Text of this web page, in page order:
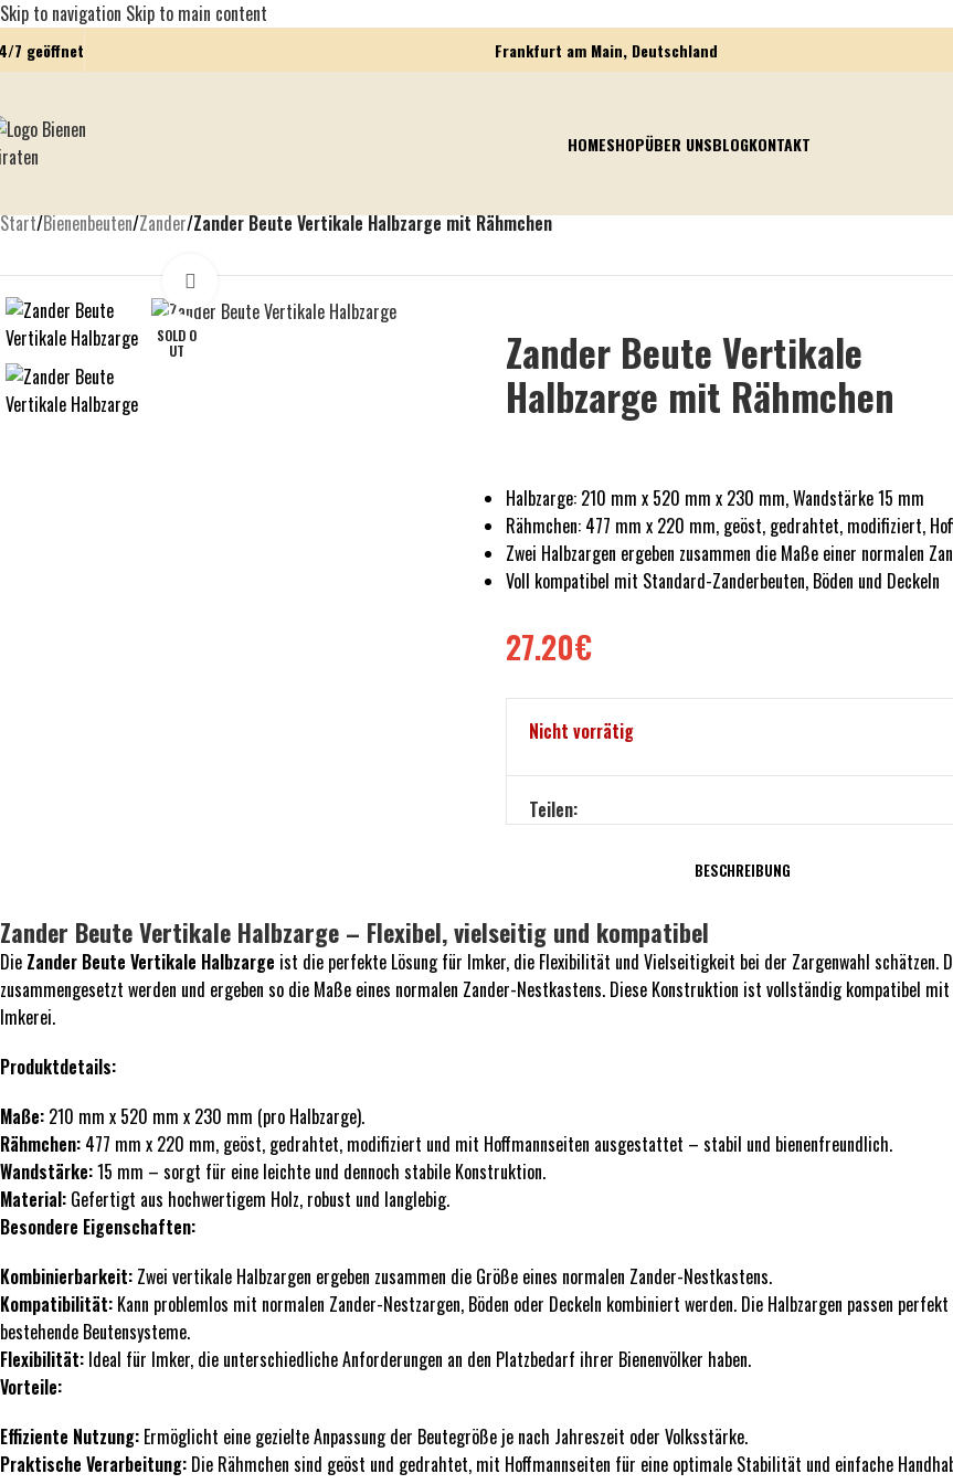
Skip to navigation Skip to main content
7 geöffnet Frankfurt am Main, Deutschland
HOMESHOPÜBER UNSBLOGKONTAKT
Start/Bienenbeuten/Zander/Zander Beute Vertikale Halbzarge mit Rähmchen
SOLD O
UT
Click to enlarge
Zander Beute Vertikale
Halbzarge mit Rähmchen
Halbzarge: 210 mm x 520 mm x 230 mm, Wandstärke 15 mm
Rähmchen: 477 mm x 220 mm, geöst, gedrahtet, modifiziert,
Zwei Halbzargen ergeben zusammen die Maße einer normalen
Voll kompatibel mit Standard-Zanderbeuten, Böden und Deckeln
27.20€
Nicht vorrätig
Teilen:
BESCHREIBUNG
Zander Beute Vertikale Halbzarge – Flexibel, vielseitig und kompatibel
Die Zander Beute Vertikale Halbzarge ist die perfekte Lösung für Imker, die Flexibilität und Vielseitigkeit bei der Zargenwahl schätzen.
zusammengesetzt werden und ergeben so die Maße eines normalen Zander-Nestkastens. Diese Konstruktion ist vollständig kompatibel
Imkerei.
Produktdetails:
Maße: 210 mm x 520 mm x 230 mm (pro Halbzarge).
Rähmchen: 477 mm x 220 mm, geöst, gedrahtet, modifiziert und mit Hoffmannseiten ausgestattet – stabil und bienenfreundlich.
Wandstärke:15 mm – sorgt für eine leichte und dennoch stabile Konstruktion.
Material: Gefertigt aus hochwertigem Holz, robust und langlebig.
Besondere Eigenschaften:
Kombinierbarkeit: Zwei vertikale Halbzargen ergeben zusammen die Größe eines normalen Zander-Nestkastens.
Kompatibilität: Kann problemlos mit normalen Zander-Nestzargen, Böden oder Deckeln kombiniert werden. Die Halbzargen passen
bestehende Beutensysteme.
Flexibilität: Ideal für Imker, die unterschiedliche Anforderungen an den Platzbedarf ihrer Bienenvölker haben.
Vorteile:
Effiziente Nutzung: Ermöglicht eine gezielte Anpassung der Beutegröße je nach Jahreszeit oder Volksstärke.
Praktische Verarbeitung: Die Rähmchen sind geöst und gedrahtet, mit Hoffmannseiten für eine optimale Stabilität und einfache